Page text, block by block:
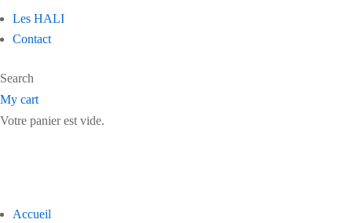
Les HALI
Contact
Search
My cart
Votre panier est vide.
Accueil